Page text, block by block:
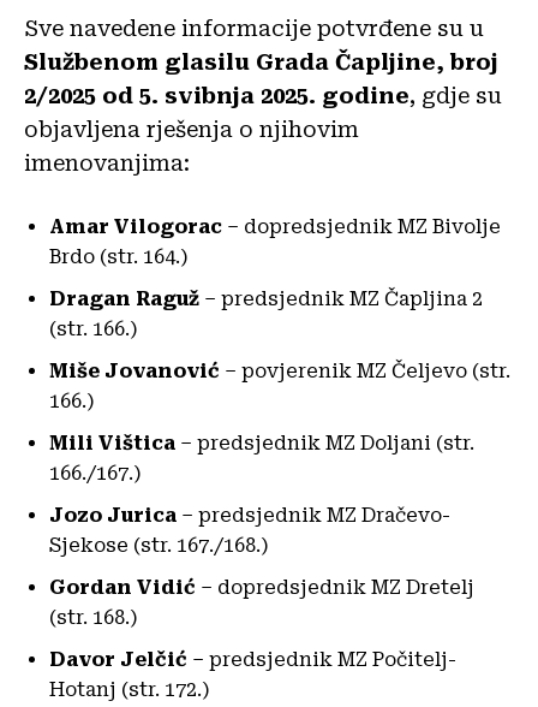
Sve navedene informacije potvrđene su u
Službenom glasilu Grada Čapljine, broj
2/2025 od 5. svibnja 2025. godine, gdje su
objavljena rješenja o njihovim
imenovanjima:
Amar Vilogorac – dopredsjednik MZ Bivolje
Brdo (str. 164.)
Dragan Raguž – predsjednik MZ Čapljina 2
(str. 166.)
Miše Jovanović – povjerenik MZ Čeljevo (str.
166.)
Mili Vištica – predsjednik MZ Doljani (str.
166./167.)
Jozo Jurica – predsjednik MZ Dračevo-
Sjekose (str. 167./168.)
Gordan Vidić – dopredsjednik MZ Dretelj
(str. 168.)
Davor Jelčić – predsjednik MZ Počitelj-
Hotanj (str. 172.)